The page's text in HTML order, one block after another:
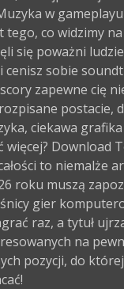
w
tego, co widzimy
się poważni
cenisz sobie
zapewne cię
postacie,
ciekawa
więcej? Download
to niemalże
roku muszą
gier
raz, a tytuł
na
pozycji, do